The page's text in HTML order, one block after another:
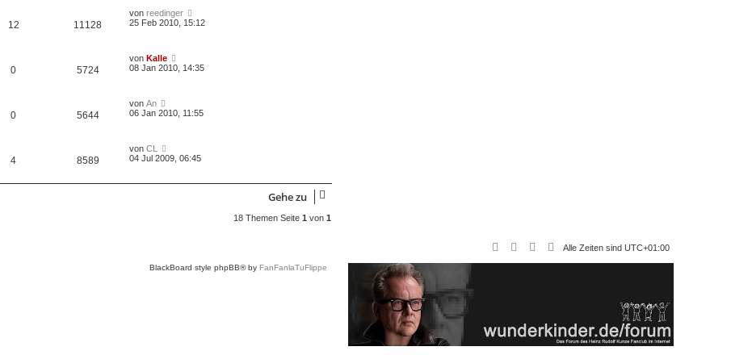
12 11128
vonreedinger
25 Feb 2010, 15:12
0 5724
vonKalle
08 Jan 2010, 14:35
0 5644
vonAn
06 Jan 2010, 11:55
4 8589
vonCL
04 Jul 2009, 06:45
Gehe zu
18 Themen Seite 1 von 1
Alle Zeiten sind UTC+01:00
BlackBoard style phpBB® by FanFanlaTuFlippe